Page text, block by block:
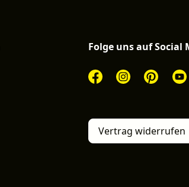
Folge uns auf Social
Vertrag widerrufen